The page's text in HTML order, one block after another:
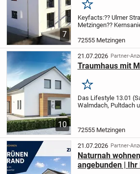
7
Merken
Keyfacts:?? Ulmer
Metzingen??
- 50 m² | gesamt 285 m²
2025/2026??
2026?? Kaufpreis:...
72555 Metzingen
10
21.07.2026 Partner-
Traumhaus mit
Merken
Das Lifestyle 13.01
Walmdach, Pultdach
Individualität aus.
nach eigenem
72555 Metzingen
21.07.2026 Partner-
Naturnah
angebunden |